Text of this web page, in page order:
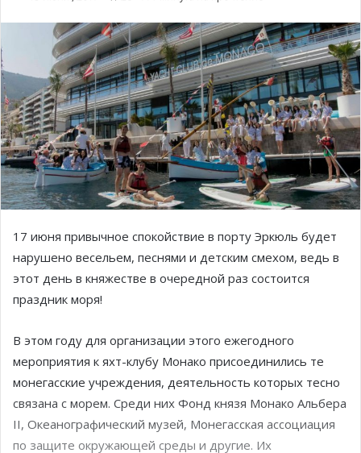
17 июня привычное спокойствие в порту Эркюль будет
нарушено весельем, песнями и детским смехом, ведь в
этот день в княжестве в очередной раз состоится
праздник моря!
В этом году для организации этого ежегодного
мероприятия к яхт-клубу Монако присоединились те
монегасские учреждения, деятельность которых тесно
связана с морем. Среди них Фонд князя Монако Альбера
II, Океанографический музей, Монегасская ассоциация
по защите окружающей среды и другие. Их